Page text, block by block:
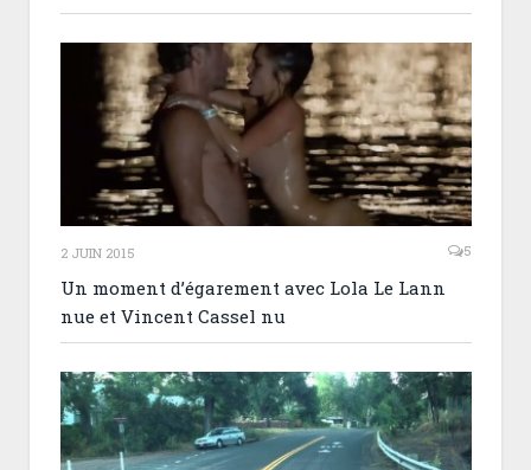
2 JUIN 2015 5
Un moment d’égarement avec Lola Le Lann
nue et Vincent Cassel nu